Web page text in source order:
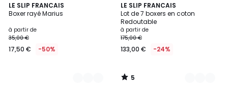
LE SLIP FRANCAIS
Boxer rayé Marius
à partir de
35,00 €
17,50 € -50%
26
Couleurs
LE SLIP FRANCAIS
Lot de 7 boxers en coton
Redoutable
à partir de
175,00 €
133,00 € -24%
5
/
5
8
Couleurs
5
/